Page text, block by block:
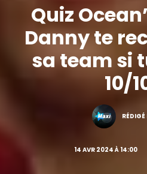
Quiz
Danny te
sa team si
10/
14 AVR 2024 À 14:00